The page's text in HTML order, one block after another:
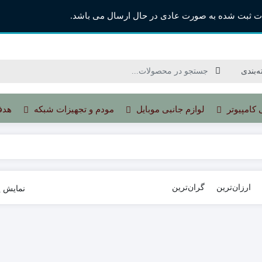
ثبت شده به صورت عادی در حال ارسال می باشد.
کامپیوتر لوازم جانبی موبایل مودم و تجهیزات شبکه
ارزان‌ترین گران‌ترین نمایش